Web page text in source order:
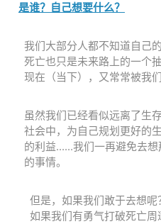
是谁？自己想要什么？
我们大部分人都不知道自己
死亡也只是未来路上的一个
现在（当下），又常常被我
虽然我们已经看似远离了生
社会中，为自己规划更好的
的利益......我们一再避免去
的事情。
但是，如果我们敢于去想呢
如果我们有勇气打破死亡